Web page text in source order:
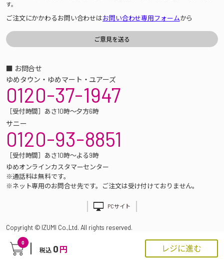
0
税込 0 円 レジに進む
す。
ご注文にかかわるお問い合わせはお問い合わせ専用フォームから
■ お問合せ
ゆめタウン・ゆめマート・ユアーズ
0120-37-1947
［受付時間］あさ10時～夕方6時
サニー
0120-93-8851
［受付時間］あさ10時～よる9時
ゆめオンラインカスタマーセンター
※通話料は無料です。
※ネット専用のお問合せ先です。ご注文は受け付けておりません。
PCサイト
Copyright © IZUMI Co.,Ltd. All rights reserved.